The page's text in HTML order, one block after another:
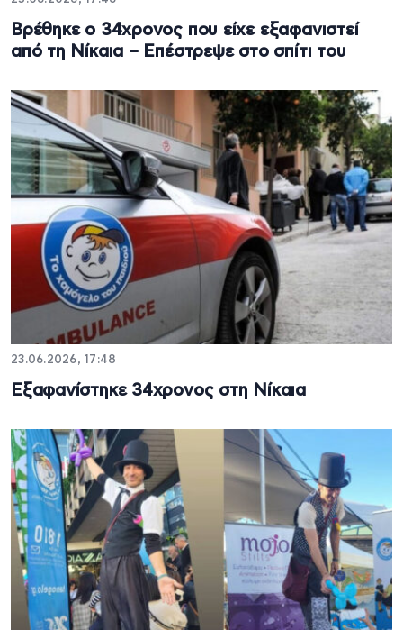
Βρέθηκε ο 34χρονος που είχε εξαφανιστεί
από τη Νίκαια – Επέστρεψε στο σπίτι του
23.06.2026, 17:48
Εξαφανίστηκε 34χρονος στη Νίκαια